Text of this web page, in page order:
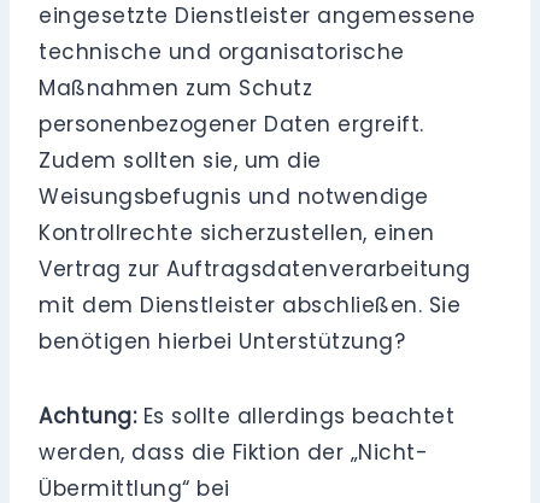
eingesetzte Dienstleister angemessene
technische und organisatorische
Maßnahmen zum Schutz
personenbezogener Daten ergreift.
Zudem sollten sie, um die
Weisungsbefugnis und notwendige
Kontrollrechte sicherzustellen, einen
Vertrag zur Auftragsdatenverarbeitung
mit dem Dienstleister abschließen. Sie
benötigen hierbei Unterstützung?
Achtung:Es sollte allerdings beachtet
werden, dass die Fiktion der „Nicht-
Übermittlung“ bei